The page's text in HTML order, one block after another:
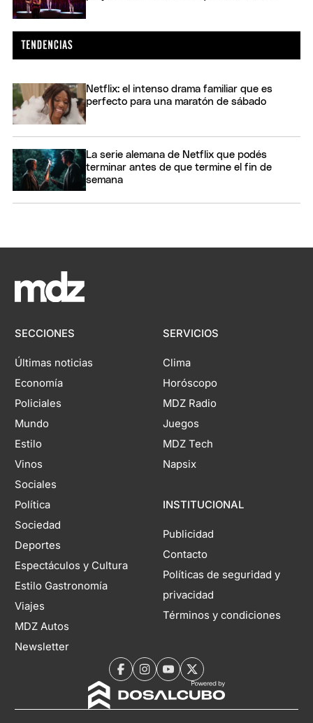
Netflix: el intenso drama familiar que es
perfecto para una maratón de sábado
La serie alemana de Netflix que podés
terminar antes de que termine el fin de
semana
SECCIONES
Últimas noticias
Economía
Policiales
Mundo
Estilo
Vinos
Sociales
Política
Sociedad
Deportes
Espectáculos y Cultura
Estilo Gastronomía
Viajes
MDZ Autos
Newsletter
SERVICIOS
Clima
Horóscopo
MDZ Radio
Juegos
MDZ Tech
Napsix
INSTITUCIONAL
Publicidad
Contacto
Políticas de seguridad y
privacidad
Términos y condiciones